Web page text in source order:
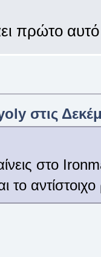
πρώτο
στις
στο
το